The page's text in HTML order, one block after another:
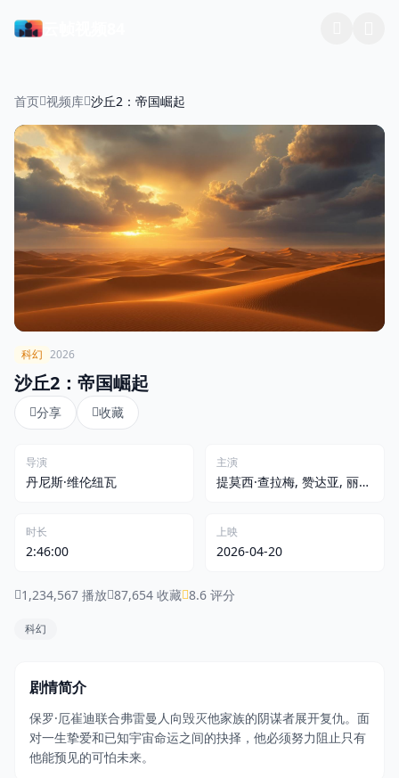
首页 视频库 沙丘2：帝国崛起
科幻 2026
沙丘2：帝国崛起
分享 收藏
导演
丹尼斯·维伦纽瓦
主演
提莫西·查拉梅, 赞达亚, 丽贝
时长
2:46:00
上映
2026-04-20
1,234,567 播放 87,654 收藏 8.6 评分
科幻
剧情简介
保罗·厄崔迪联合弗雷曼人向毁灭他家族的阴谋者展开复仇。面
对一生挚爱和已知宇宙命运之间的抉择，他必须努力阻止只有
他能预见的可怕未来。